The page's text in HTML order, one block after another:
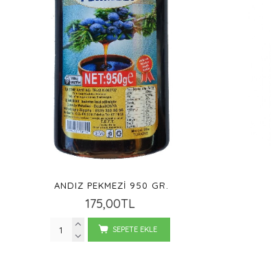
ANDIZ PEKMEZI 950 GR.
175,00TL
SEPETE EKLE